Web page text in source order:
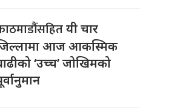
यी चार
आज आकस्मिक
‘उच्च’ जोखिमको